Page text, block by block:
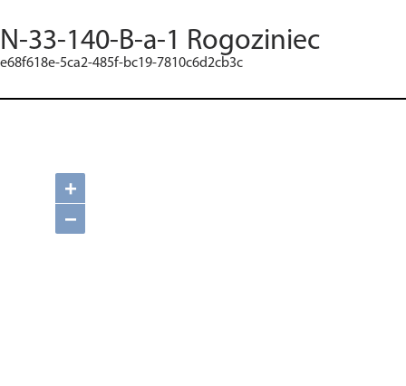
N-33-140-B-a-1 Rogoziniec
e68f618e-5ca2-485f-bc19-7810c6d2cb3c
+
−